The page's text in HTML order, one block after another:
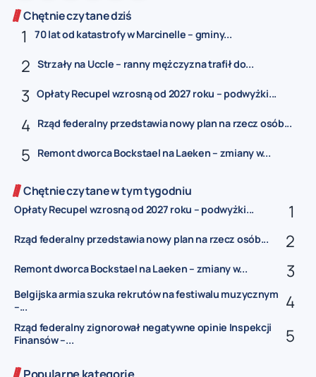
Chętnie czytane dziś
70 lat od katastrofy w Marcinelle – gminy...
Strzały na Uccle – ranny mężczyzna trafił do...
Opłaty Recupel wzrosną od 2027 roku – podwyżki...
Rząd federalny przedstawia nowy plan na rzecz osób...
Remont dworca Bockstael na Laeken – zmiany w...
Chętnie czytane w tym tygodniu
Opłaty Recupel wzrosną od 2027 roku – podwyżki...
Rząd federalny przedstawia nowy plan na rzecz osób...
Remont dworca Bockstael na Laeken – zmiany w...
Belgijska armia szuka rekrutów na festiwalu muzycznym
–...
Rząd federalny zignorował negatywne opinie Inspekcji
Finansów –...
Popularne kategorie